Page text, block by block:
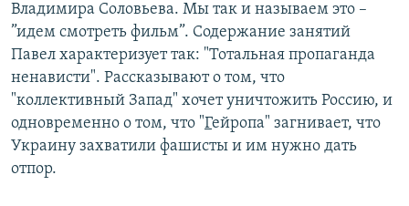
Владимира Соловьева. Мы так и называем это –
”идем смотреть фильм”. Содержание занятий
Павел характеризует так: "Тотальная пропаганда
ненависти". Рассказывают о том, что
"коллективный Запад" хочет уничтожить Россию, и
одновременно о том, что "Гейропа" загнивает, что
Украину захватили фашисты и им нужно дать
отпор.